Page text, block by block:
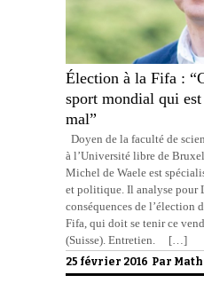
Élection à la Fifa :
sport mondial qui
mal”
Doyen de la faculté de
à l’Université libre de
Michel de Waele est
et politique. Il analyse pour
conséquences de l’élection
Fifa, qui doit se tenir ce
(Suisse). Entretien. […]
25 février 2016 Par